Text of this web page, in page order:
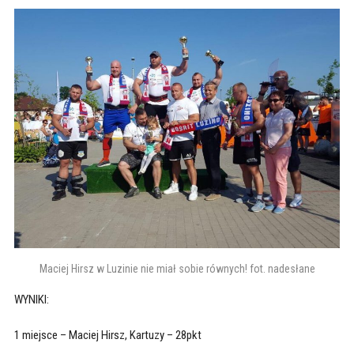
Maciej Hirsz w Luzinie nie miał sobie równych! fot. nadesłane
WYNIKI:
1 miejsce – Maciej Hirsz, Kartuzy – 28pkt